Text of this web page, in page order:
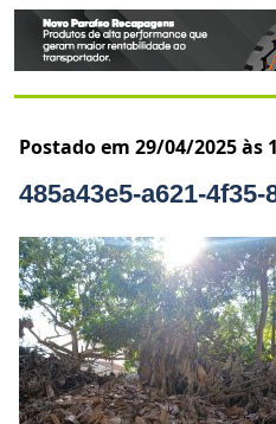
Postado em 29/04/2025 às
485a43e5-a621-